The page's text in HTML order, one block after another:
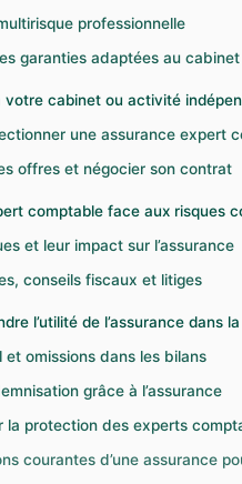
professionnelle
garanties adaptées au cabinet
votre cabinet ou activité
une assurance expert
offres et négocier son contrat
comptable face aux risques
et leur impact sur l’assurance
conseils fiscaux et litiges
l’utilité de l’assurance dans
omissions dans les bilans
grâce à l’assurance
la protection des experts
courantes d’une assurance